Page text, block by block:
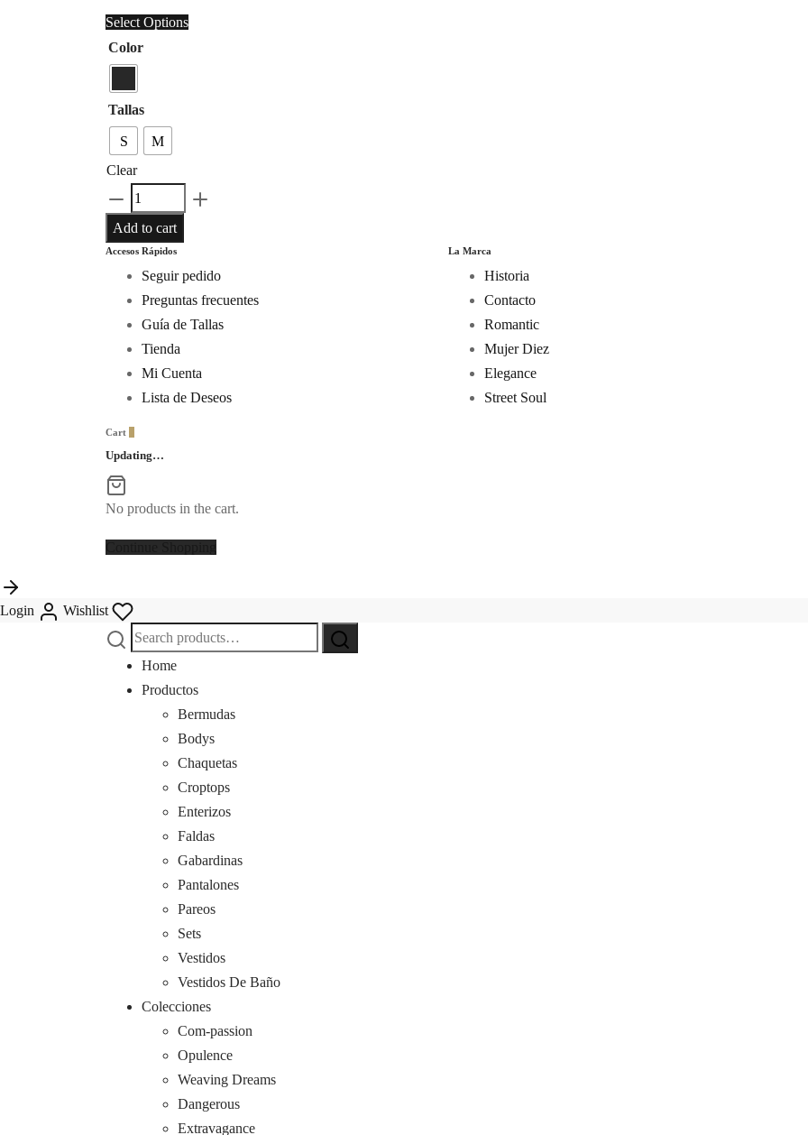
Select Options
Color
Tallas
S
M
Clear
Bermuda
En
Cuero
Repujado
Aya
quantity
Add to cart
Accesos Rápidos
Seguir pedido
Preguntas frecuentes
Guía de Tallas
Tienda
Mi Cuenta
Lista de Deseos
La Marca
Historia
Contacto
Romantic
Mujer Diez
Elegance
Street Soul
Cart
Updating…
No products in the cart.
Login
Wishlist
Search
Search
Home
Productos
Bermudas
Bodys
Chaquetas
Croptops
Enterizos
Faldas
Gabardinas
Pantalones
Pareos
Sets
Vestidos
Vestidos De Baño
Colecciones
Com-passion
Opulence
Weaving Dreams
Dangerous
Extravagance